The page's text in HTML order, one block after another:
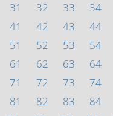
31
32 33 34
41
42 43 44
51
52 53 54
61
62 63 64
71
72 73 74
81
82 83 84